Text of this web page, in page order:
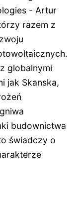
- Artur
razem z
globalnymi
jak Skanska,
budownictwa
świadczy o